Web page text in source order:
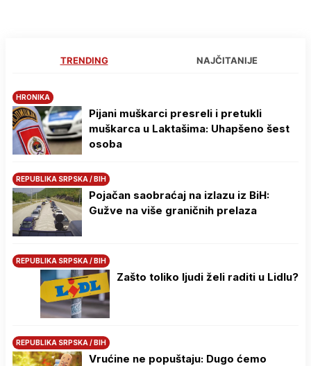
TRENDING NAJČITANIJE
HRONIKA
Pijani muškarci presreli i pretukli
muškarca u Laktašima: Uhapšeno šest
osoba
REPUBLIKA SRPSKA / BIH
Pojačan saobraćaj na izlazu iz BiH:
Gužve na više graničnih prelaza
REPUBLIKA SRPSKA / BIH
Zašto toliko ljudi želi raditi u Lidlu?
REPUBLIKA SRPSKA / BIH
Vrućine ne popuštaju: Dugo ćemo